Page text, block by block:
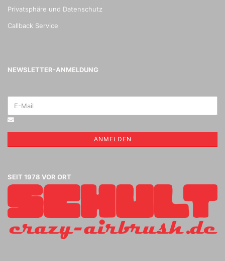
Privatsphäre und Datenschutz
Callback Service
NEWSLETTER-ANMELDUNG
ANMELDEN
SEIT 1978 VOR ORT